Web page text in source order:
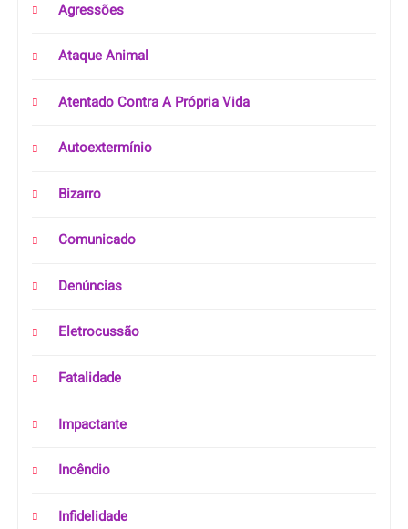
Agressões
Ataque Animal
Atentado Contra A Própria Vida
Autoextermínio
Bizarro
Comunicado
Denúncias
Eletrocussão
Fatalidade
Impactante
Incêndio
Infidelidade